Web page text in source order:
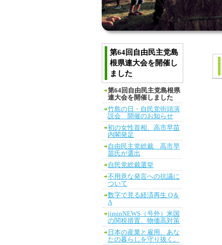
第64回自由民主党島
根県連大会を開催し
ました
第64回自由民主党島根県
連大会を開催しました
竹島の日・自民党街頭演
説会 開催のお知らせ
初の女性首相、高市早苗
内閣発足
自由民主党総裁 高市早
苗氏が選出
自民党総裁選挙
不用意な発言への抗議に
ついて
数字で見る経済再生 Q＆
A
jiminNEWS（号外）米国
の関税措置、物価高対策
日本の産業と雇用、あな
たの暮らしを守り抜く。